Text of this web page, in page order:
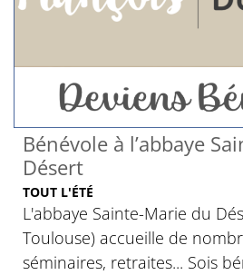
Bénévole à l’abbaye
Désert
TOUT L'ÉTÉ
L'abbaye Sainte-Marie du
Toulouse) accueille de
séminaires, retraites... Sois